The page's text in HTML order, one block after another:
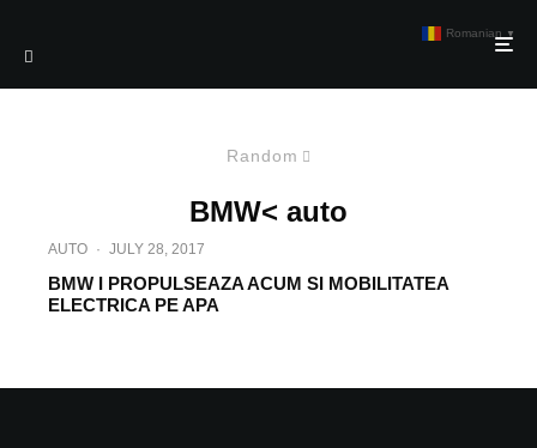
Random
BMW< auto
AUTO · JULY 28, 2017
BMW I PROPULSEAZA ACUM SI MOBILITATEA
ELECTRICA PE APA
Romanian ▼